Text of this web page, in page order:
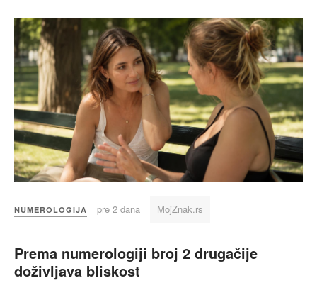
NUMEROLOGIJA pre 2 dana MojZnak.rs
Prema numerologiji broj 2 drugačije
doživljava bliskost